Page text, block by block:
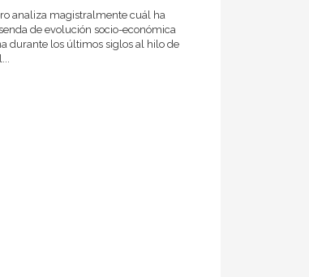
analiza magistralmente cuál ha
de evolución socio-económica
durante los últimos siglos al hilo de